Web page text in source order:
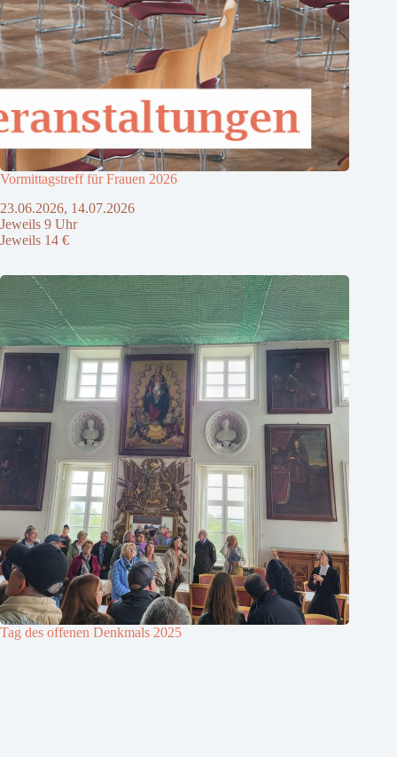
Vormittagstreff für Frauen 2026
23.06.2026, 14.07.2026
Jeweils 9 Uhr
Jeweils 14 €
Tag des offenen Denkmals 2025